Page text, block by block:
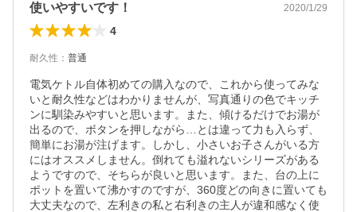
使いやすいです！ 2020/1/29
4
耐久性 ： 普通
電気ケトル自体初めての購入なので、これから使ってみな
いと耐久性などはわかりませんが、写真通りの色でキッチ
ンに馴染みやすいと思います。また、傾けるだけでお湯が
出るので、ボタンを押しながら…とは違って力も入らず、
簡単にお湯が注げます。しかし、小さいお子さんがいる方
にはオススメしません。倒れても溢れないシリーズがある
ようですので、そちらが良いと思います。また、台の上に
ポットを置いて沸かすのですが、360度どの向きに置いても
大丈夫なので、左利きの私と右利きの主人が違和感なく使